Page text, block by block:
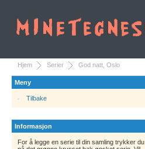
Hjem Serier God natt, Oslo
Meny
Tilbake
Informasjon
For å legge en serie til din samling trykker du